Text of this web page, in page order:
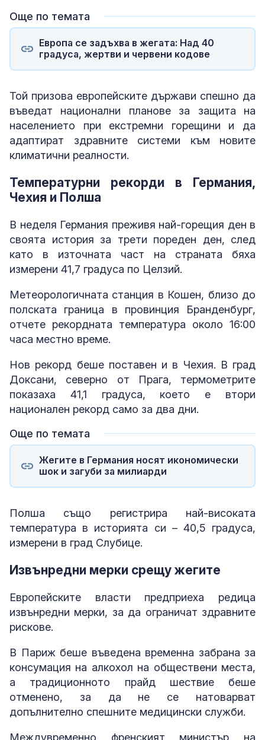
Още по темата
Европа се задъхва в жегата: Над 40
градуса, жертви и червени кодове
Той призова европейските държави спешно да
въведат национални планове за защита на
населението при екстремни горещини и да
адаптират здравните системи към новите
климатични реалности.
Температурни рекорди в Германия,
Чехия и Полша
В неделя Германия преживя най-горещия ден в
своята история за трети пореден ден, след
като в източната част на страната бяха
измерени 41,7 градуса по Целзий.
Метеорологичната станция в Кошен, близо до
полската граница в провинция Бранденбург,
отчете рекордната температура около 16:00
часа местно време.
Нов рекорд беше поставен и в Чехия. В град
Доксани, северно от Прага, термометрите
показаха 41,1 градуса, което е втори
национален рекорд само за два дни.
Още по темата
Жегите в Германия носят икономически
шок и загуби за милиарди
Полша също регистрира най-високата
температура в историята си – 40,5 градуса,
измерени в град Слубице.
Извънредни мерки срещу жегите
Европейските власти предприеха редица
извънредни мерки, за да ограничат здравните
рискове.
В Париж беше въведена временна забрана за
консумация на алкохол на обществени места,
а традиционното прайд шествие беше
отменено, за да не се натоварват
допълнително спешните медицински служби.
Междувременно френският министър на